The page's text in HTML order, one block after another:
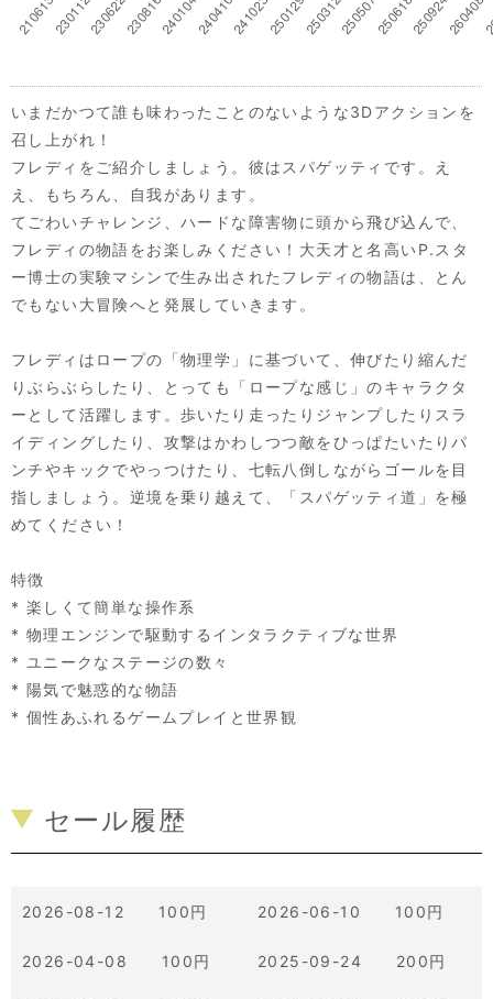
いまだかつて誰も味わったことのないような3Dアクションを
召し上がれ！
フレディをご紹介しましょう。彼はスパゲッティです。え
え、もちろん、自我があります。
てごわいチャレンジ、ハードな障害物に頭から飛び込んで、
フレディの物語をお楽しみください！大天才と名高いP.スタ
ー博士の実験マシンで生み出されたフレディの物語は、とん
でもない大冒険へと発展していきます。
フレディはロープの「物理学」に基づいて、伸びたり縮んだ
りぶらぶらしたり、とっても「ロープな感じ」のキャラクタ
ーとして活躍します。歩いたり走ったりジャンプしたりスラ
イディングしたり、攻撃はかわしつつ敵をひっぱたいたりパ
ンチやキックでやっつけたり、七転八倒しながらゴールを目
指しましょう。逆境を乗り越えて、「スパゲッティ道」を極
めてください！
特徴
* 楽しくて簡単な操作系
* 物理エンジンで駆動するインタラクティブな世界
* ユニークなステージの数々
* 陽気で魅惑的な物語
* 個性あふれるゲームプレイと世界観
セール履歴
2026-08-12 100円 2026-06-10 100円
2026-04-08 100円 2025-09-24 200円